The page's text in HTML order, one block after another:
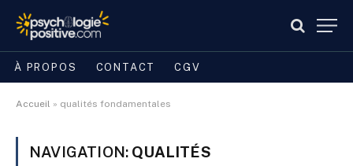
À PROPOS CONTACT CGV
Accueil » qualités fondamentales
NAVIGATION: QUALITÉS